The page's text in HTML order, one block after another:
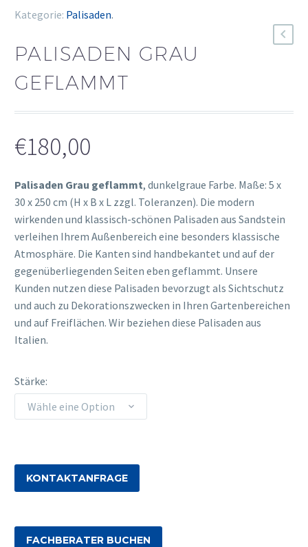
Kategorie: Palisaden.
PALISADEN GRAU
GEFLAMMT
€180,00
Palisaden Grau geflammt, dunkelgraue Farbe. Maße: 5 x
30 x 250 cm (H x B x L zzgl. Toleranzen). Die modern
wirkenden und klassisch-schönen Palisaden aus Sandstein
verleihen Ihrem Außenbereich eine besonders klassische
Atmosphäre. Die Kanten sind handbekantet und auf der
gegenüberliegenden Seiten eben geflammt. Unsere
Kunden nutzen diese Palisaden bevorzugt als Sichtschutz
und auch zu Dekorationszwecken in Ihren Gartenbereichen
und auf Freiflächen. Wir beziehen diese Palisaden aus
Italien.
Stärke
Wähle eine Option
KONTAKTANFRAGE
FACHBERATER BUCHEN